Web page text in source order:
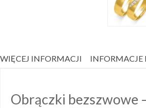
WIĘCEJ INFORMACJI
Obrączki bezszwowe